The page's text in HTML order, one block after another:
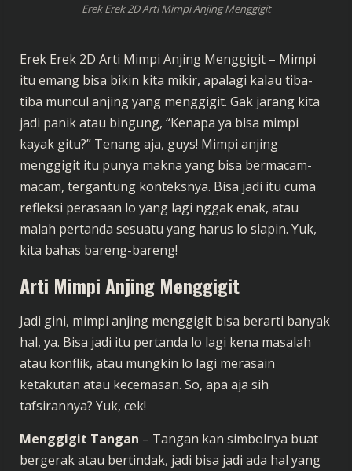
Erek Erek 2D Arti Mimpi Anjing Menggigit
Erek Erek 2D Arti Mimpi Anjing Menggigit – Mimpi
itu emang bisa bikin kita mikir, apalagi kalau tiba-
tiba muncul anjing yang menggigit. Gak jarang kita
jadi panik atau bingung, “Kenapa ya bisa mimpi
kayak gitu?” Tenang aja, guys! Mimpi anjing
menggigit itu punya makna yang bisa bermacam-
macam, tergantung konteksnya. Bisa jadi itu cuma
refleksi perasaan lo yang lagi nggak enak, atau
malah pertanda sesuatu yang harus lo siapin. Yuk,
kita bahas bareng-bareng!
Arti Mimpi Anjing Menggigit
Jadi gini, mimpi anjing menggigit bisa berarti banyak
hal, ya. Bisa jadi itu pertanda lo lagi kena masalah
atau konflik, atau mungkin lo lagi merasain
ketakutan atau kecemasan. So, apa aja sih
tafsirannya? Yuk, cek!
Menggigit Tangan – Tangan kan simbolnya buat
bergerak atau bertindak, jadi bisa jadi ada hal yang